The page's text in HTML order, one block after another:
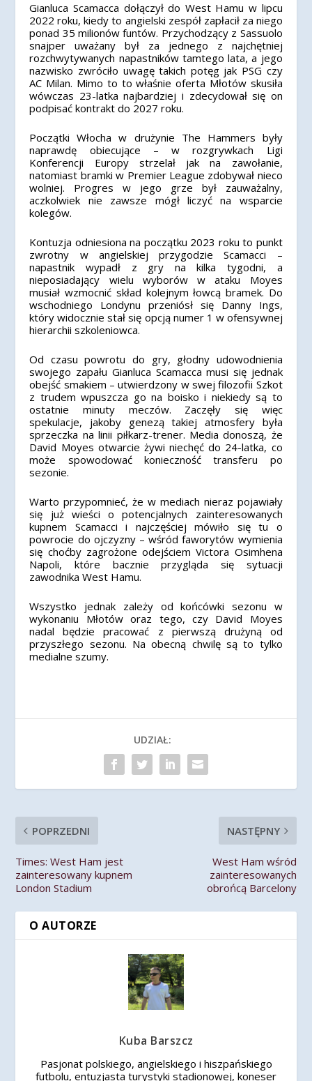
Gianluca Scamacca dołączył do West Hamu w lipcu
2022 roku, kiedy to angielski zespół zapłacił za niego
ponad 35 milionów funtów. Przychodzący z Sassuolo
snajper uważany był za jednego z najchętniej
rozchwytywanych napastników tamtego lata, a jego
nazwisko zwróciło uwagę takich potęg jak PSG czy
AC Milan. Mimo to to właśnie oferta Młotów skusiła
wówczas 23-latka najbardziej i zdecydował się on
podpisać kontrakt do 2027 roku.
Początki Włocha w drużynie The Hammers były
naprawdę obiecujące – w rozgrywkach Ligi
Konferencji Europy strzelał jak na zawołanie,
natomiast bramki w Premier League zdobywał nieco
wolniej. Progres w jego grze był zauważalny,
aczkolwiek nie zawsze mógł liczyć na wsparcie
kolegów.
Kontuzja odniesiona na początku 2023 roku to punkt
zwrotny w angielskiej przygodzie Scamacci –
napastnik wypadł z gry na kilka tygodni, a
nieposiadający wielu wyborów w ataku Moyes
musiał wzmocnić skład kolejnym łowcą bramek. Do
wschodniego Londynu przeniósł się Danny Ings,
który widocznie stał się opcją numer 1 w ofensywnej
hierarchii szkoleniowca.
Od czasu powrotu do gry, głodny udowodnienia
swojego zapału Gianluca Scamacca musi się jednak
obejść smakiem – utwierdzony w swej filozofii Szkot
z trudem wpuszcza go na boisko i niekiedy są to
ostatnie minuty meczów. Zaczęły się więc
spekulacje, jakoby genezą takiej atmosfery była
sprzeczka na linii piłkarz-trener. Media donoszą, że
David Moyes otwarcie żywi niechęć do 24-latka, co
może spowodować konieczność transferu po
sezonie.
Warto przypomnieć, że w mediach nieraz pojawiały
się już wieści o potencjalnych zainteresowanych
kupnem Scamacci i najczęściej mówiło się tu o
powrocie do ojczyzny – wśród faworytów wymienia
się choćby zagrożone odejściem Victora Osimhena
Napoli, które bacznie przygląda się sytuacji
zawodnika West Hamu.
Wszystko jednak zależy od końcówki sezonu w
wykonaniu Młotów oraz tego, czy David Moyes
nadal będzie pracować z pierwszą drużyną od
przyszłego sezonu. Na obecną chwilę są to tylko
medialne szumy.
UDZIAŁ:
POPRZEDNI
Times: West Ham jest
zainteresowany kupnem
London Stadium
NASTĘPNY
West Ham wśród
zainteresowanych
obrońcą Barcelony
O AUTORZE
Kuba Barszcz
Pasjonat polskiego, angielskiego i hiszpańskiego
futbolu, entuzjasta turystyki stadionowej, koneser